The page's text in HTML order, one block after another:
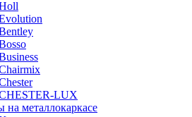
LUX
на металлокаркасе